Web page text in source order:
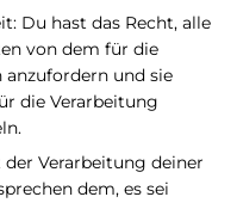
Du hast das Recht, alle
von dem für die
und sie
die Verarbeitung
Verarbeitung deiner
dem, es sei